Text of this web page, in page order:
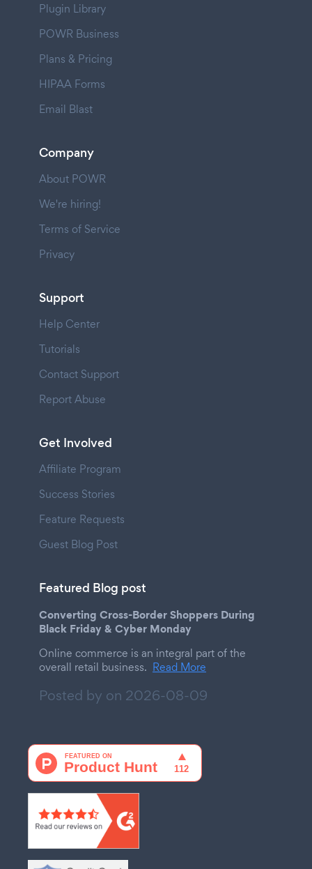
Plugin Library
POWR Business
Plans & Pricing
HIPAA Forms
Email Blast
Company
About POWR
We're hiring!
Terms of Service
Privacy
Support
Help Center
Tutorials
Contact Support
Report Abuse
Get Involved
Affiliate Program
Success Stories
Feature Requests
Guest Blog Post
Featured Blog post
Converting Cross-Border Shoppers During
Black Friday & Cyber Monday
Online commerce is an integral part of the
overall retail business. Read More
Posted by on 2026-08-09